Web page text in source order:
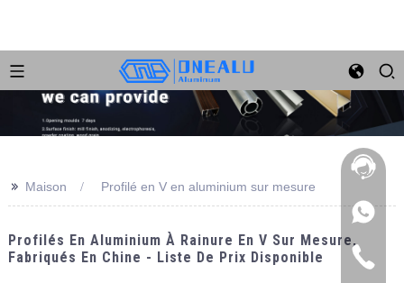
>> Maison Profilé en V en aluminium sur mesure
Profilés En Aluminium À Rainure En V Sur Mesure,
Fabriqués En Chine - Liste De Prix Disponible